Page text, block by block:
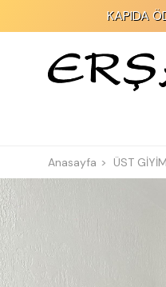
KAPIDA
Anasayfa ÜST GİYİM